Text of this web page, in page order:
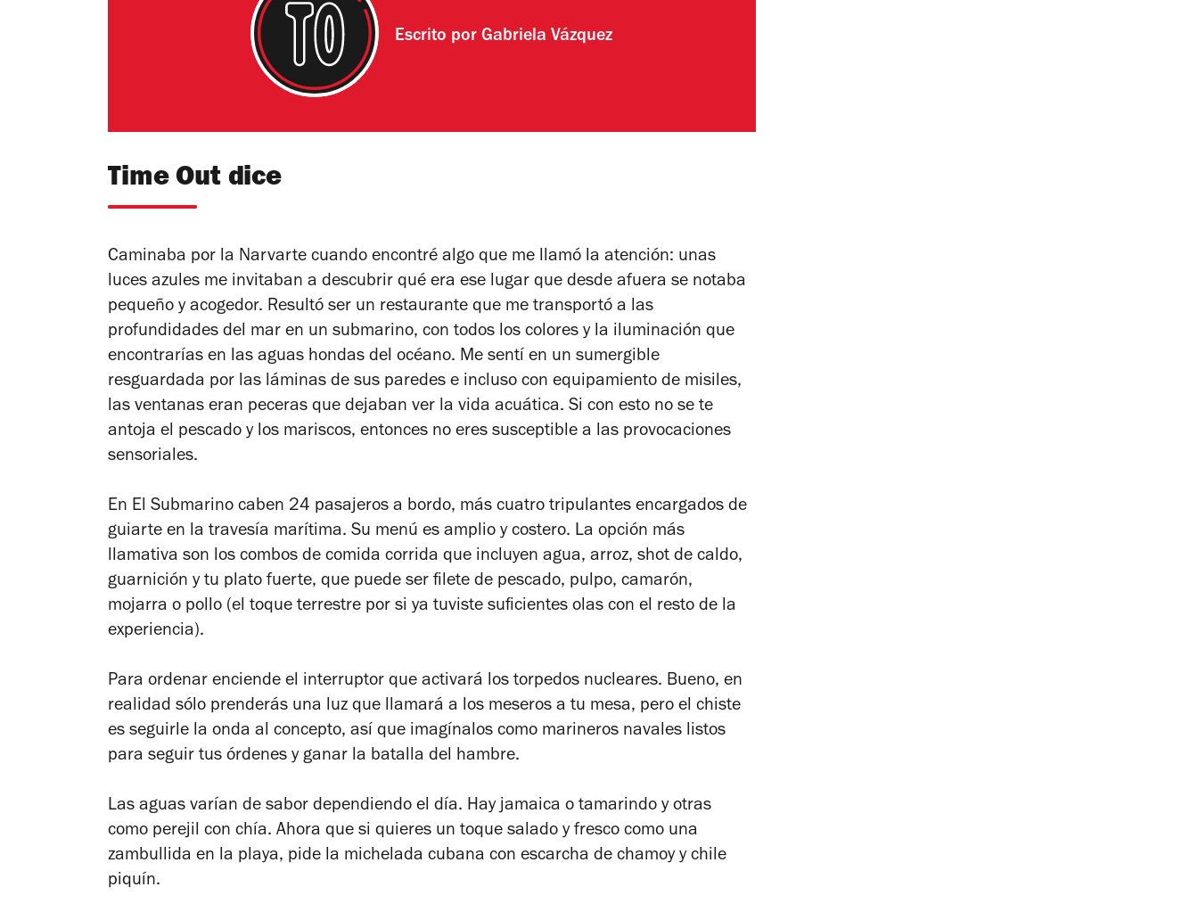
Escrito porGabriela Vázquez
Time Out dice
Caminaba por la Narvarte cuando encontré algo que me llamó la atención: unas
luces azules me invitaban a descubrir qué era ese lugar que desde afuera se notaba
pequeño y acogedor. Resultó ser un restaurante que me transportó a las
profundidades del mar en un submarino, con todos los colores y la iluminación que
encontrarías en las aguas hondas del océano. Me sentí en un sumergible
resguardada por las láminas de sus paredes e incluso con equipamiento de misiles,
las ventanas eran peceras que dejaban ver la vida acuática. Si con esto no se te
antoja el pescado y los mariscos, entonces no eres susceptible a las provocaciones
sensoriales.
En El Submarino caben 24 pasajeros a bordo, más cuatro tripulantes encargados de
guiarte en la travesía marítima. Su menú es amplio y costero. La opción más
llamativa son los combos de comida corrida que incluyen agua, arroz, shot de caldo,
guarnición y tu plato fuerte, que puede ser filete de pescado, pulpo, camarón,
mojarra o pollo (el toque terrestre por si ya tuviste suficientes olas con el resto de la
experiencia).
Para ordenar enciende el interruptor que activará los torpedos nucleares. Bueno, en
realidad sólo prenderás una luz que llamará a los meseros a tu mesa, pero el chiste
es seguirle la onda al concepto, así que imagínalos como marineros navales listos
para seguir tus órdenes y ganar la batalla del hambre.
Las aguas varían de sabor dependiendo el día. Hay jamaica o tamarindo y otras
como perejil con chía. Ahora que si quieres un toque salado y fresco como una
zambullida en la playa, pide la michelada cubana con escarcha de chamoy y chile
piquín.